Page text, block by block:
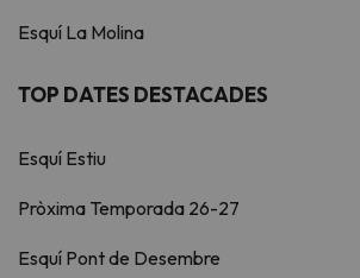
Esquí La Molina
TOP DATES DESTACADES
Esquí Estiu
Pròxima Temporada 26-27
Esquí Pont de Desembre